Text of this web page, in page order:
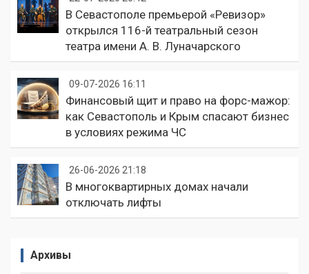
В Севастополе премьерой «Ревизор»
открылся 116-й театральный сезон
театра имени А. В. Луначарского
09-07-2026 16:11
Финансовый щит и право на форс-мажор:
как Севастополь и Крым спасают бизнес
в условиях режима ЧС
26-06-2026 21:18
В многоквартирных домах начали
отключать лифты
Архивы